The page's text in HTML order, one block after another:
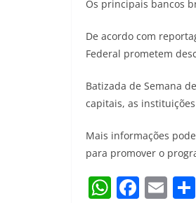
Os principais bancos
De acordo com
Federal prometem
Batizada de Semana
capitais, as
Mais informações
para promover o
W F E